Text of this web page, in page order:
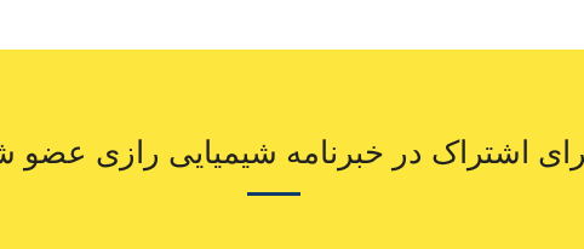
اشتراک در خبرنامه شیمیایی رازی عضو